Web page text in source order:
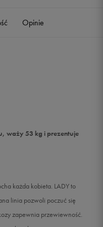
Opinie
waży 53 kg i prezentuje
każda kobieta. LADY to
linia pozwoli poczuć się
zapewnia przewiewność.